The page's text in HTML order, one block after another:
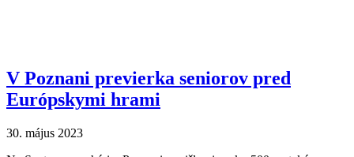
V Poznani previerka seniorov pred
Európskymi hrami
30. május 2023